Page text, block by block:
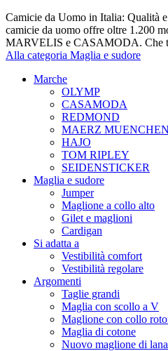
Camicie da Uomo in Italia: Qualità
camicie da uomo offre oltre 1.200
MARVELIS e CASAMODA. Che
Alla categoria Maglia e sudore
Marche
OLYMP
CASAMODA
REDMOND
MAERZ MUENCHEN
HAJO
TOM RIPLEY
SEIDENSTICKER
Maglia e sudore
Jumper
Maglione a collo alto
Gilet e maglioni
Cardigan
Si adatta a
Vestibilità comfort
Vestibilità regolare
Argomenti
Taglie grandi
Maglia con scollo a V
Maglione con collo
Maglia di cotone
Nuovo maglione di lana